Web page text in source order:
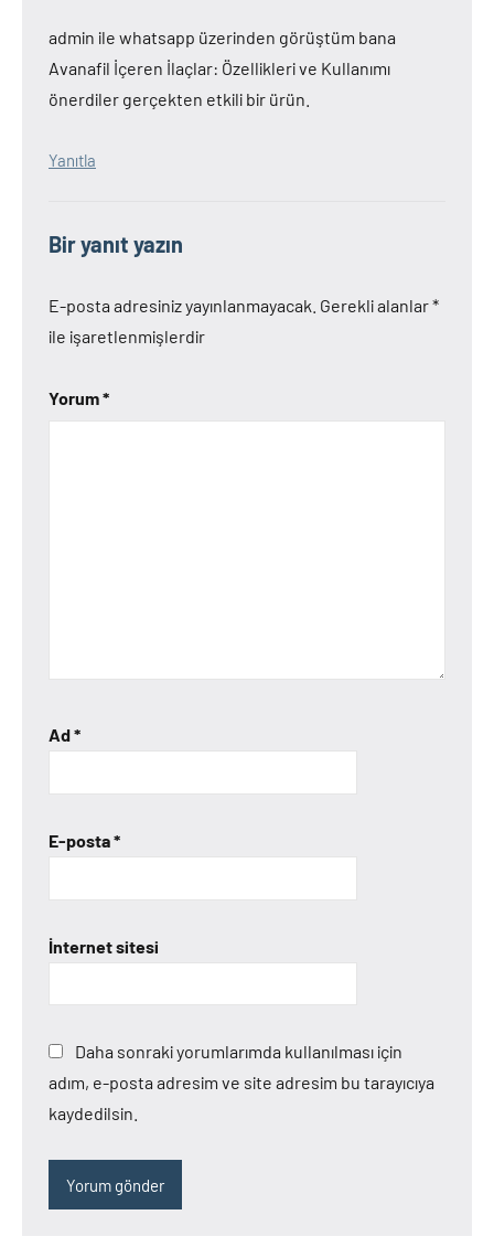
admin ile whatsapp üzerinden görüştüm bana
Avanafil İçeren İlaçlar: Özellikleri ve Kullanımı
önerdiler gerçekten etkili bir ürün.
Yanıtla
Bir yanıt yazın
E-posta adresiniz yayınlanmayacak. Gerekli alanlar*
ile işaretlenmişlerdir
Yorum*
Ad*
E-posta*
İnternet sitesi
Daha sonraki yorumlarımda kullanılması için
adım, e-posta adresim ve site adresim bu tarayıcıya
kaydedilsin.